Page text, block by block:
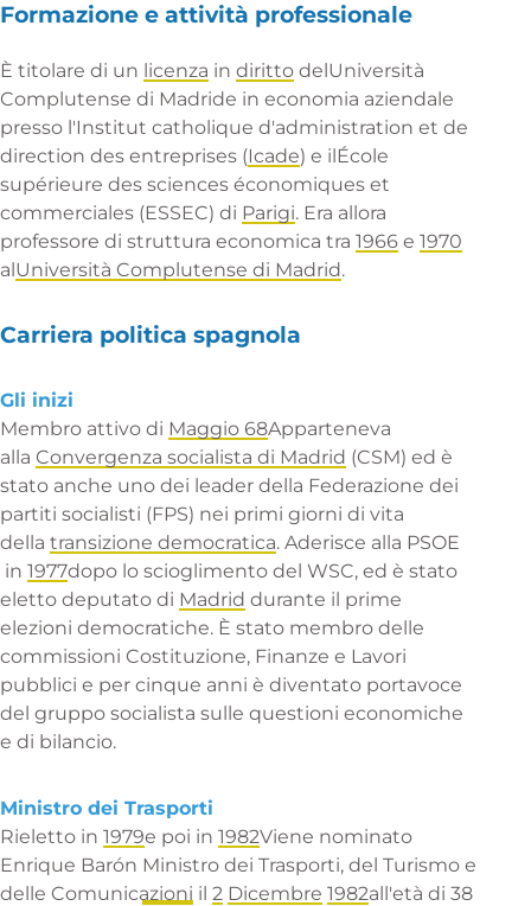
Formazione e attività professionale
È titolare di un licenza in diritto delUniversità
Complutense di Madride in economia aziendale
presso l'Institut catholique d'administration et de
direction des entreprises (Icade) e ilÉcole
supérieure des sciences économiques et
commerciales (ESSEC) di Parigi. Era allora
professore di struttura economica tra 1966 e 1970
alUniversità Complutense di Madrid.
Carriera politica spagnola
Gli inizi
Membro attivo di Maggio 68Apparteneva
alla Convergenza socialista di Madrid (CSM) ed è
stato anche uno dei leader della Federazione dei
partiti socialisti (FPS) nei primi giorni di vita
della transizione democratica. Aderisce alla PSOE
in 1977dopo lo scioglimento del WSC, ed è stato
eletto deputato di Madrid durante il prime
elezioni democratiche. È stato membro delle
commissioni Costituzione, Finanze e Lavori
pubblici e per cinque anni è diventato portavoce
del gruppo socialista sulle questioni economiche
e di bilancio.
Ministro dei Trasporti
Rieletto in 1979e poi in 1982Viene nominato
Enrique Barón Ministro dei Trasporti, del Turismo e
delle Comunicazioni il 2 Dicembre 1982all'età di 38